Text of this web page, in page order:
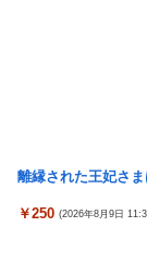
【悲報】ちいか
【鼻水】お灸堂
も簡単にできる
【悲報】高市内
日本の防衛白書、
【朗報】女子高
熱湯につけよう
【悲報】高市内
日本の防衛白書
表紙が謎すぎる
生ｗｗｗｗｗｗ
「神聖なる場所
離縁された王妃さ
￥250 (2026年8月9日